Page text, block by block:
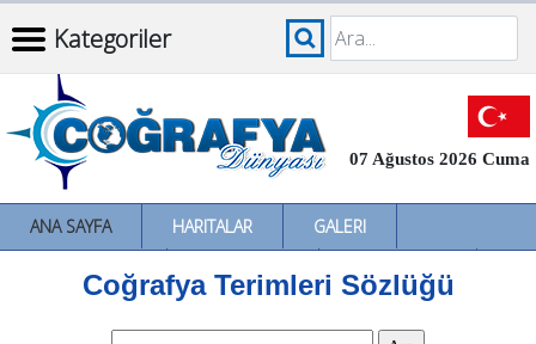
Kategoriler
07 Ağustos 2026 Cuma
ANA SAYFA HARITALAR
GALERI
İNCELEMELER
SÖZLÜKLER İL İL TÜRKIYE
Coğrafya Terimleri Sözlüğü